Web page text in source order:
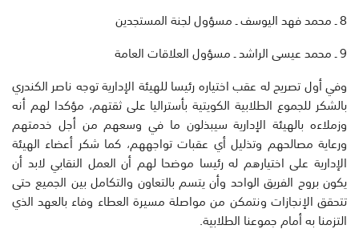
8 ـ محمد فهد اليوسف ـ مسؤول لجنة المستجدين
9 ـ محمد عيسى الراشد ـ مسؤول العلاقات العامة
وفي أول تصريح له عقب اختياره رئيسا للهيئة الإدارية توجه ناصر الكندري
بالشكر للجموع الطلابية الكويتية بأستراليا على ثقتهم، مؤكدا لهم أنه
وزملاءه بالهيئة الإدارية سيبذلون ما في وسعهم من أجل خدمتهم
ورعاية مصالحهم وتذليل أي عقبات تواجههم، كما شكر أعضاء الهيئة
الإدارية على اختيارهم له رئيسا موضحا لهم أن العمل النقابي لابد أن
يكون بروح الفريق الواحد وأن يتسم بالتعاون والتكامل بين الجميع حتى
تتحقق الإنجازات ونتمكن من مواصلة مسيرة العطاء وفاء بالعهد الذي
التزمنا به أمام جموعنا الطلابية.